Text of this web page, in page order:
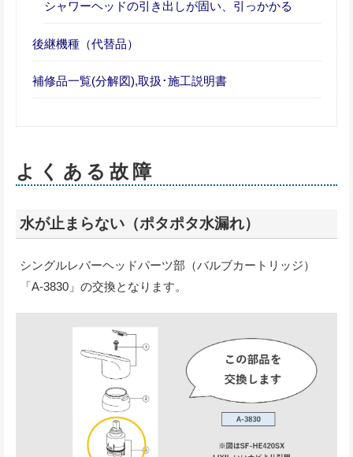
シャワーヘッドの引き出しが固い、引っかかる
後継機種（代替品）
補修品一覧(分解図),取扱･施工説明書
よくある故障
水が止まらない（ポタポタ水漏れ）
シングルレバーヘッドパーツ部（バルブカートリッジ）
「A-3830」の交換となります。